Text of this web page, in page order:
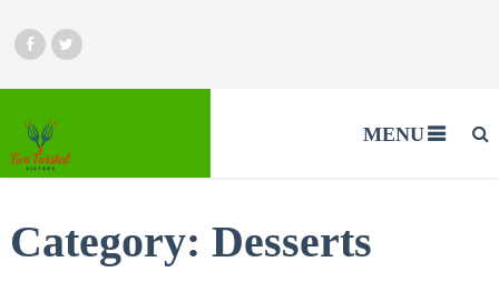
MENU
Category: Desserts